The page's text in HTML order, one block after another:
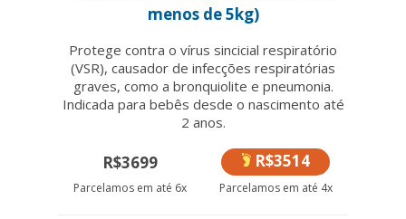
menos de 5kg)
Protege contra o vírus sincicial respiratório
(VSR), causador de infecções respiratórias
graves, como a bronquiolite e pneumonia.
Indicada para bebês desde o nascimento até
2 anos.
R$3699
Parcelamos em até 6x
R$3514
Parcelamos em até 4x